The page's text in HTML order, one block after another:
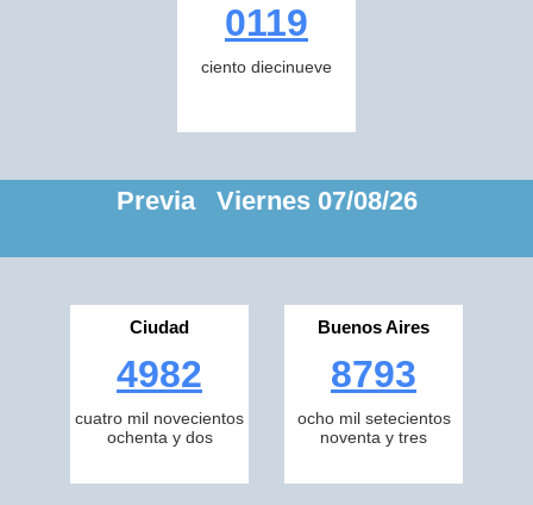
0119
ciento diecinueve
Previa Viernes 07/08/26
Ciudad
4982
cuatro mil novecientos
ochenta y dos
Buenos Aires
8793
ocho mil setecientos
noventa y tres